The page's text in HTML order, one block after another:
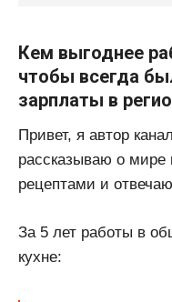
Кем выгоднее
чтобы всегда
зарплаты в
Привет, я автор
рассказываю о мире
рецептами и
За 5 лет работы в
кухне: